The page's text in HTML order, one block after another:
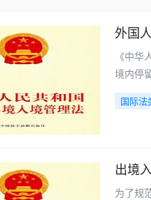
外国
《中
境内停
国际法
出境
为了规